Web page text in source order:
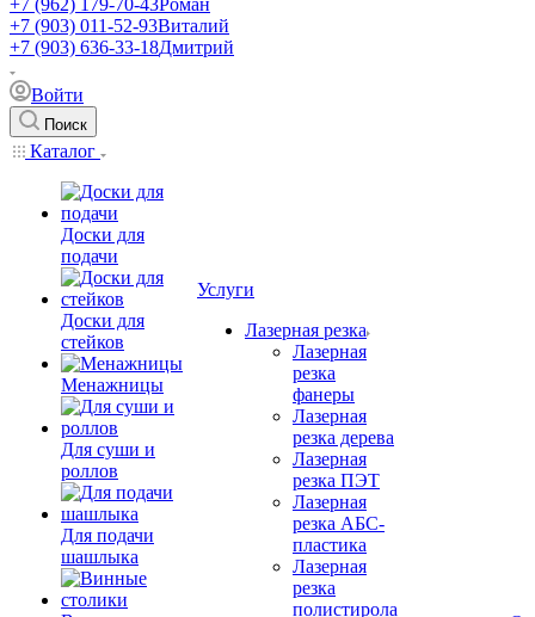
+7 (962) 179-70-43Роман
+7 (903) 011-52-93Виталий
+7 (903) 636-33-18Дмитрий
Войти
Поиск
Каталог
Доски для
подачи
Доски для
стейков
Менажницы
Для суши и
роллов
Для подачи
шашлыка
Услуги
Лазерная резка
Лазерная
резка
фанеры
Лазерная
резка дерева
Лазерная
резка ПЭТ
Лазерная
резка АБС-
пластика
Лазерная
резка
полистирола